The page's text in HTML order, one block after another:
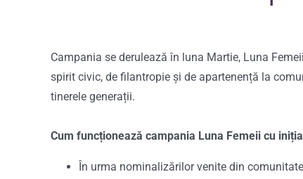
Campania se derulează în luna Martie, Luna
spirit civic, de filantropie și de apartenență la
tinerele generații.
Cum funcționează campania Luna Femeii cu
În urma nominalizărilor venite din